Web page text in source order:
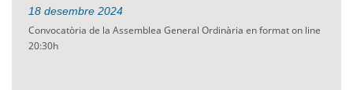
18 desembre 2024
Convocatòria de la Assemblea General Ordinària en format on line
20:30h